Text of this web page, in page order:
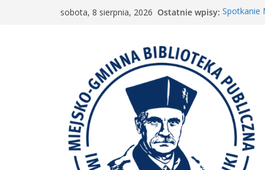
sobota, 8 sierpnia, 2026 Ostatnie wpisy: Spotkanie